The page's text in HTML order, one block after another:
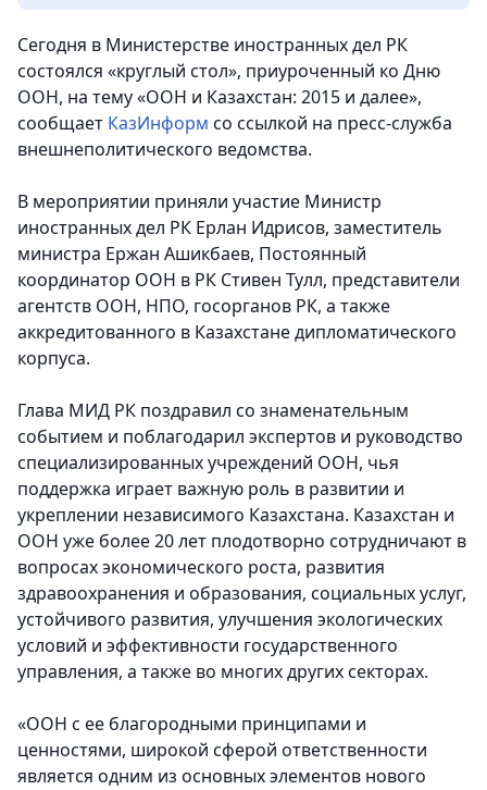
Сегодня в Министерстве иностранных дел РК
состоялся «круглый стол», приуроченный ко Дню
ООН, на тему «ООН и Казахстан: 2015 и далее»,
сообщает КазИнформ со ссылкой на пресс-служба
внешнеполитического ведомства.
В мероприятии приняли участие Министр
иностранных дел РК Ерлан Идрисов, заместитель
министра Ержан Ашикбаев, Постоянный
координатор ООН в РК Стивен Тулл, представители
агентств ООН, НПО, госорганов РК, а также
аккредитованного в Казахстане дипломатического
корпуса.
Глава МИД РК поздравил со знаменательным
событием и поблагодарил экспертов и руководство
специализированных учреждений ООН, чья
поддержка играет важную роль в развитии и
укреплении независимого Казахстана. Казахстан и
ООН уже более 20 лет плодотворно сотрудничают в
вопросах экономического роста, развития
здравоохранения и образования, социальных услуг,
устойчивого развития, улучшения экологических
условий и эффективности государственного
управления, а также во многих других секторах.
«ООН с ее благородными принципами и
ценностями, широкой сферой ответственности
является одним из основных элементов нового